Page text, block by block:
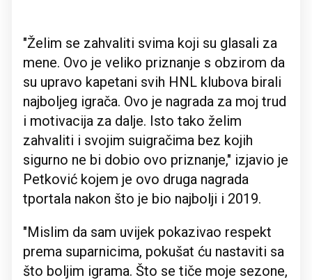
"Želim se zahvaliti svima koji su glasali za
mene. Ovo je veliko priznanje s obzirom da
su upravo kapetani svih HNL klubova birali
najboljeg igrača. Ovo je nagrada za moj trud
i motivacija za dalje. Isto tako želim
zahvaliti i svojim suigračima bez kojih
sigurno ne bi dobio ovo priznanje," izjavio je
Petković kojem je ovo druga nagrada
tportala nakon što je bio najbolji i 2019.
"Mislim da sam uvijek pokazivao respekt
prema suparnicima, pokušat ću nastaviti sa
što boljim igrama. Što se tiče moje sezone,